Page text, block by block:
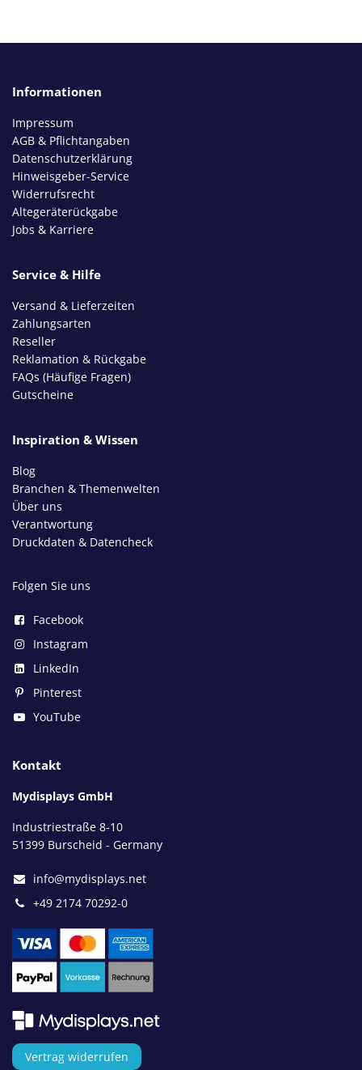
Informationen
Impressum
AGB & Pflichtangaben
Datenschutzerklärung
Hinweisgeber-Service
Widerrufsrecht
Altegeräterückgabe
Jobs & Karriere
Service & Hilfe
Versand & Lieferzeiten
Zahlungsarten
Reseller
Reklamation & Rückgabe
FAQs (Häufige Fragen)
Gutscheine
Inspiration & Wissen
Blog
Branchen & Themenwelten
Über uns
Verantwortung
Druckdaten & Datencheck
Folgen Sie uns
Facebook
Instagram
LinkedIn
Pinterest
YouTube
Kontakt
Mydisplays GmbH
Industriestraße 8-10
51399 Burscheid - Germany
info@mydisplays.net
+49 2174 70292-0
Vertrag widerrufen